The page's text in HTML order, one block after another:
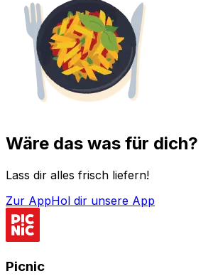
Wäre das was für dich?
Lass dir alles frisch liefern!
Zur AppHol dir unsere App
Picnic